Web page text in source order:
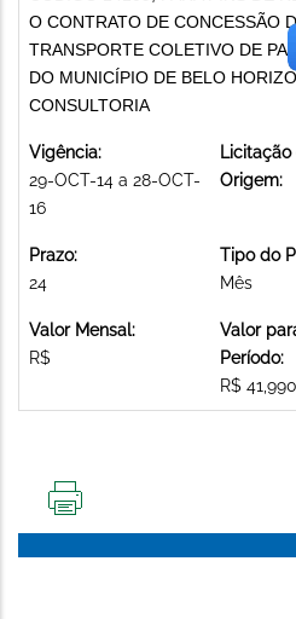
O CONTRATO DE CONCESSÃO
TRANSPORTE COLETIVO DE
DO MUNICÍPIO DE BELO
CONSULTORIA
Vigência:
29-OCT-14 a 28-OCT-
16
Licitação
Origem:
Prazo:
24
Tipo do
Mês
Valor Mensal:
R$
Valor
Período:
R$
PÁGINA